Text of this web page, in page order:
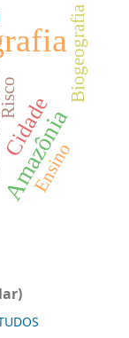
Amazônia
Cidade
Biogeografia
Ensino